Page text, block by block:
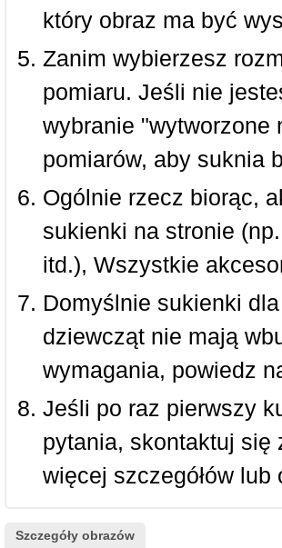
który obraz ma być
Zanim wybierzesz
pomiaru. Jeśli nie
wybranie "wytworzone
pomiarów, aby suknia
Ogólnie rzecz biorąc,
sukienki na stronie
itd.), Wszystkie
Domyślnie sukienki
dziewcząt nie mają
wymagania, powiedz
Jeśli po raz pierwszy
pytania, skontaktuj się
więcej szczegółów
Szczegóły obrazów